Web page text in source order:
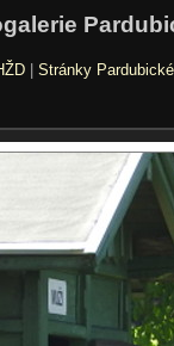
| Stránky